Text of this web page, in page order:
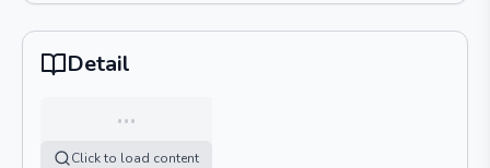
Detail
…
Click to load content